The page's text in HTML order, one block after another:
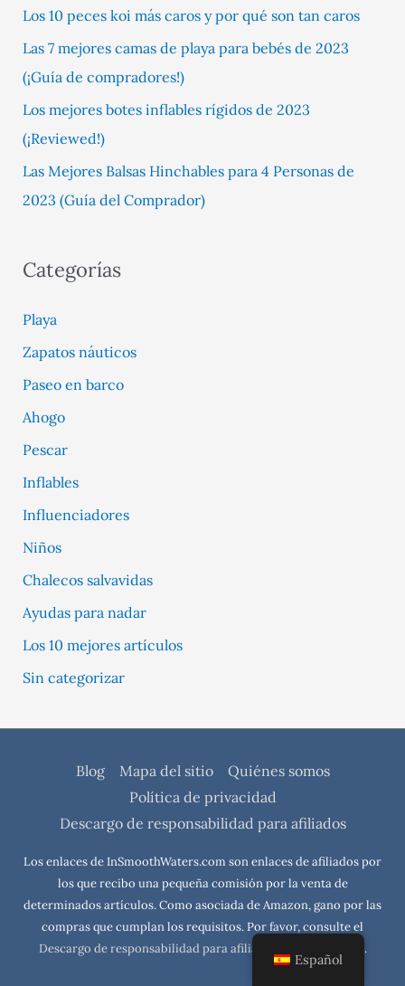
Los 10 peces koi más caros y por qué son tan caros
Las 7 mejores camas de playa para bebés de 2023
(¡Guía de compradores!)
Los mejores botes inflables rígidos de 2023
(¡Reviewed!)
Las Mejores Balsas Hinchables para 4 Personas de
2023 (Guía del Comprador)
Categorías
Playa
Zapatos náuticos
Paseo en barco
Ahogo
Pescar
Inflables
Influenciadores
Niños
Chalecos salvavidas
Ayudas para nadar
Los 10 mejores artículos
Sin categorizar
Blog Mapa del sitio
Quiénes somos
Política de privacidad
Descargo de responsabilidad para afiliados
Los enlaces de InSmoothWaters.com son enlaces de afiliados por
los que recibo una pequeña comisión por la venta de
determinados artículos. Como asociada de Amazon, gano por las
compras que cumplan los requisitos. Por favor, consulte el
Descargo de responsabilidad para afiliados
para saber más.
Español